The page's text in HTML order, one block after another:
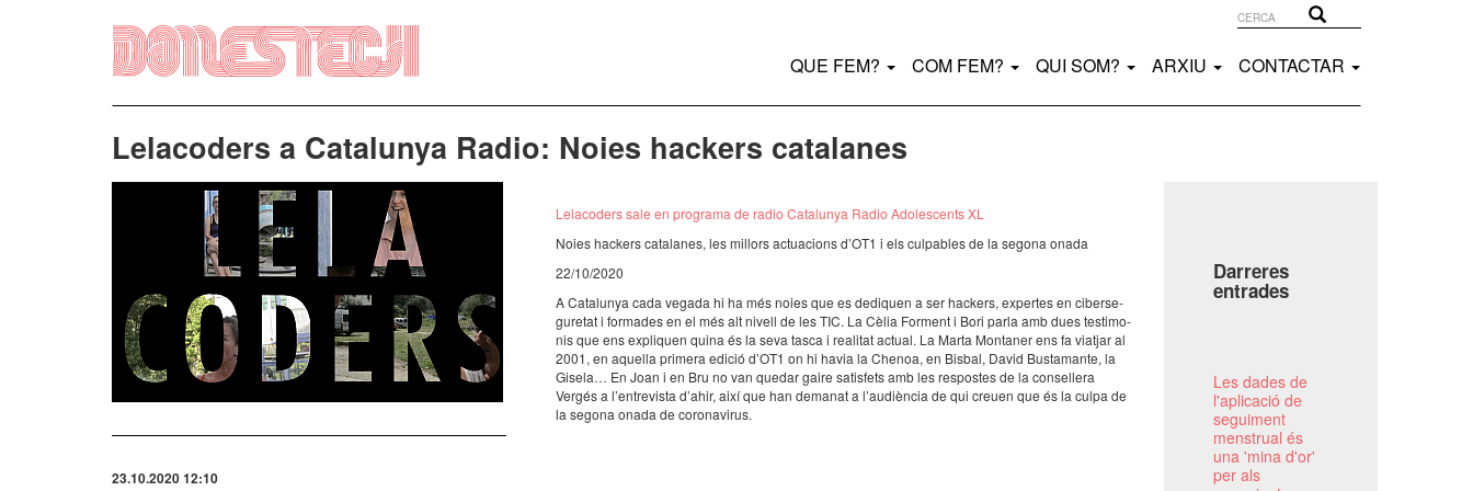
Main
QUE FEM? COM FEM? QUI SOM? ARXIU CONTACTAR
Lelacoders a Catalunya Radio: Noies hackers catalanes
23.10.2020 12:10
Lela­co­ders sale en programa de radio Cata­lu­nya Radio Adoles­cents XL
Noies hackers cata­la­nes, les millors actu­a­ci­ons d’OT1 i els culpa­bles de la segona onada
22/10/2020
A Cata­lu­nya cada vegada hi ha més noies que es dedi­quen a ser hackers, exper­tes en ciber­se­
gu­re­tat i forma­des en el més alt nivell de les TIC. La Cèlia Forment i Bori parla amb dues testi­mo­
nis que ens expli­quen quina és la seva tasca i reali­tat actual. La Marta Monta­ner ens fa viat­jar al
2001, en aque­lla primera edició d’OT1 on hi havia la Chenoa, en Bisbal, David Busta­mante, la
Gise­la… En Joan i en Bru no van quedar gaire satis­fets amb les respos­tes de la conse­llera
Vergés a l’en­tre­vista d’ahir, així que han dema­nat a l’au­di­èn­cia de qui creuen que és la culpa de
la segona onada de coro­na­vi­rus.
Darreres
entrades
Les dades de
l'aplicació de
seguiment
menstrual és
una 'mina d'or'
per als